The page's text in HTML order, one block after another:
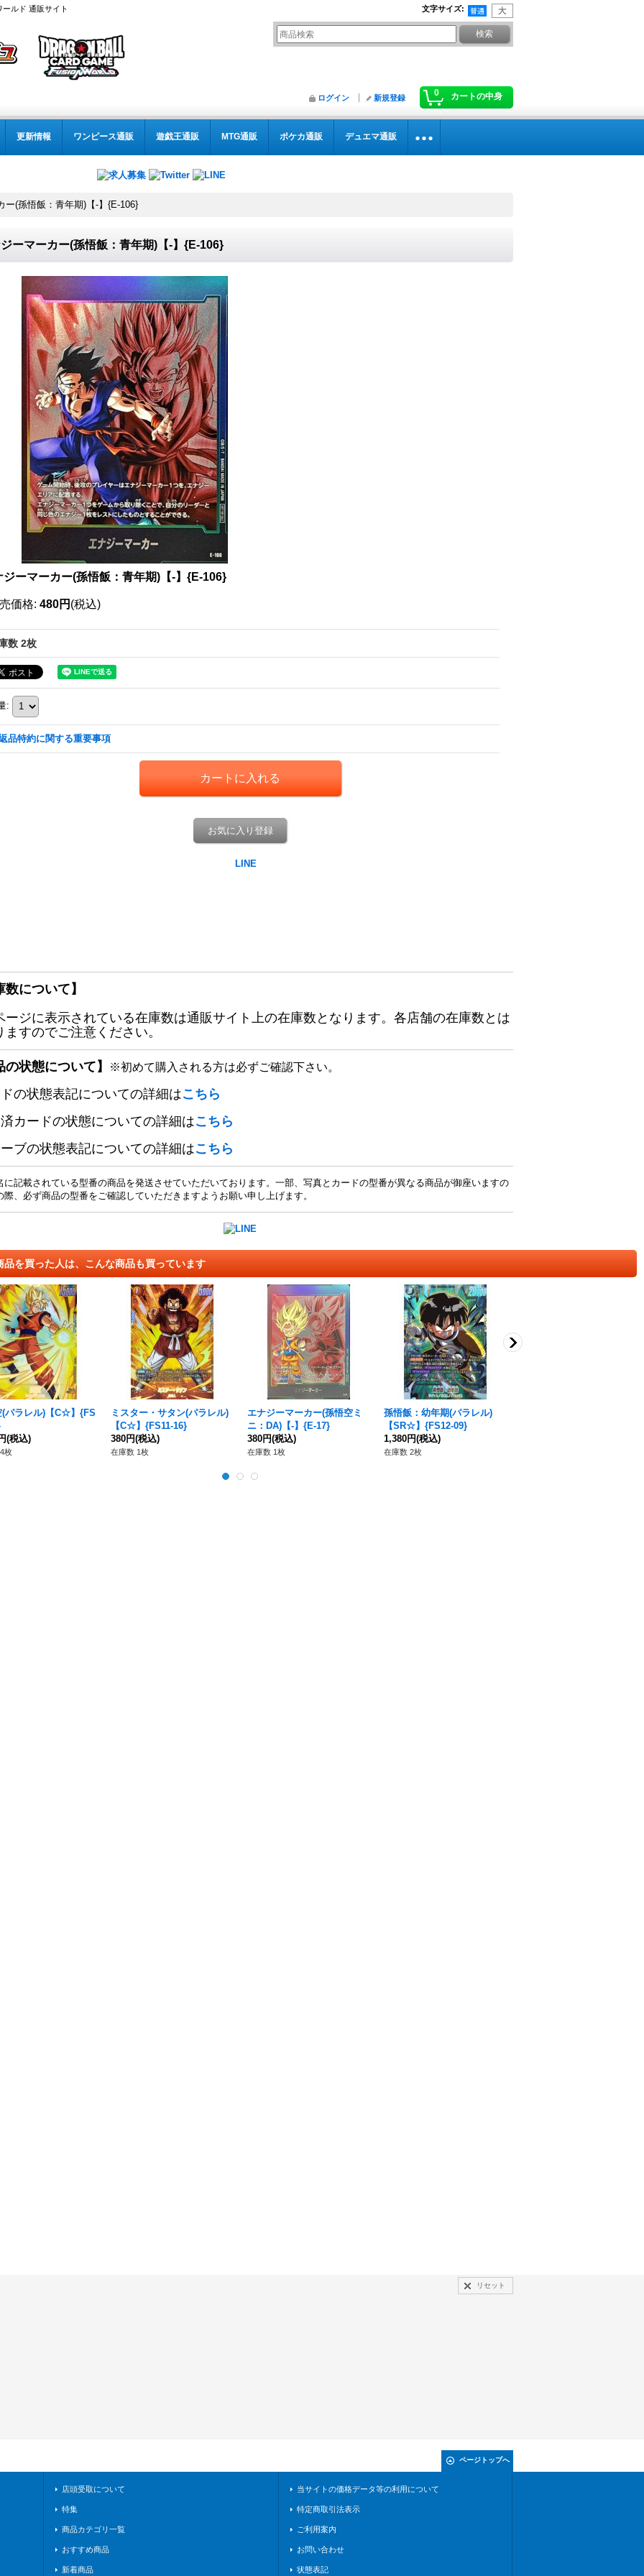
ルド 通販サイト 文字サイズ:
0 カートの中身
ログイン 新規登録
更新情報 ワンピース通販 遊戯王通販 MTG通販 ポケカ通販 デュエマ通販
ー(孫悟飯：青年期)【-】{E-106}
ーマーカー(孫悟飯：青年期)【-】{E-106}
ジーマーカー(孫悟飯：青年期)【-】{E-106}
価格: 480円 (税込)
数 2枚
:
品特約に関する重要事項
お気に入り登録
数について】
ージに表示されている在庫数は通販サイト上の在庫数となります。各店舗の在庫数とは
ますのでご注意ください。
の状態について】 ※初めて購入される方は必ずご確認下さい。
の状態表記についての詳細はこちら
カードの状態についての詳細はこちら
ブの状態表記についての詳細はこちら
記載されている型番の商品を発送させていただいております。一部、写真とカードの型番が異なる商品が御座いますの
際、必ず商品の型番をご確認していただきますようお願い申し上げます。
品を買った人は、こんな商品も買っています
(パラレル)【C☆】{FS
(税込)
枚
ミスター・サタン(パラレル)
【C☆】{FS11-16}
380円(税込)
在庫数 1枚
エナジーマーカー(孫悟空ミ
ニ：DA)【-】{E-17}
380円(税込)
在庫数 1枚
孫悟飯：幼年期(パラレル)
【SR☆】{FS12-09}
1,380円(税込)
在庫数 2枚
リセット
ページトップへ
店頭受取について
特集
商品カテゴリ一覧
おすすめ商品
新着商品
当サイトの価格データ等の利用について
特定商取引法表示
ご利用案内
お問い合わせ
状態表記